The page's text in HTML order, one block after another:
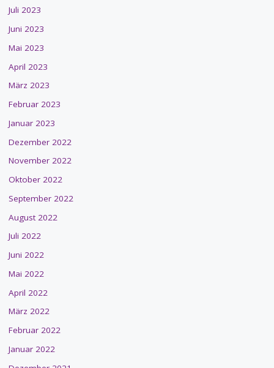
Juli 2023
Juni 2023
Mai 2023
April 2023
März 2023
Februar 2023
Januar 2023
Dezember 2022
November 2022
Oktober 2022
September 2022
August 2022
Juli 2022
Juni 2022
Mai 2022
April 2022
März 2022
Februar 2022
Januar 2022